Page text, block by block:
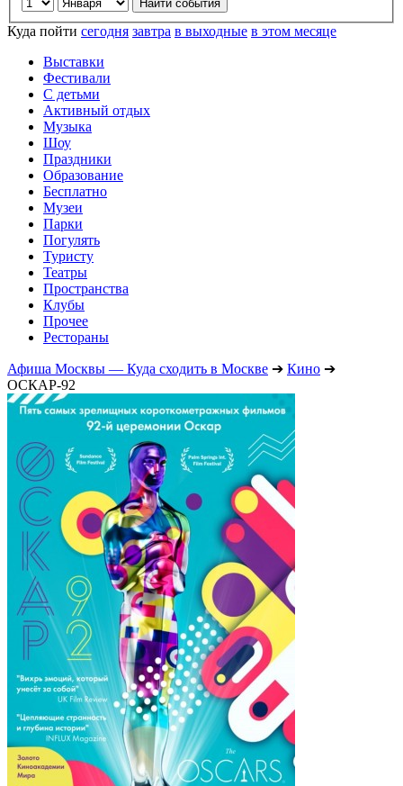
Куда пойти сегодня завтра в выходные в этом месяце
Выставки
Фестивали
С детьми
Активный отдых
Музыка
Шоу
Праздники
Образование
Бесплатно
Музеи
Парки
Погулять
Туристу
Театры
Пространства
Клубы
Прочее
Рестораны
Афиша Москвы — Куда сходить в Москве ➔ Кино ➔
ОСКАР-92